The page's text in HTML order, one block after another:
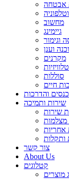
מחשוב
גיימינג
וגימור
מקרנים
טלוויזיות
סוללות
חיים
כנסים והדרכות
שירות ותמיכה
שירות
אחריות
ותקלות
צור קשר
About Us
קטלוגים